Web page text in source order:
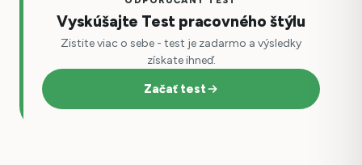
Vyskúšajte Test pracovného štýlu
Zistite viac o sebe - test je zadarmo a výsledky
získate ihneď.
Začať test